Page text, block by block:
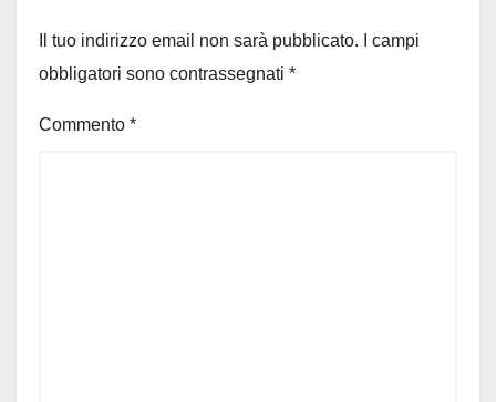
Il tuo indirizzo email non sarà pubblicato.
I campi
obbligatori sono contrassegnati *
Commento *